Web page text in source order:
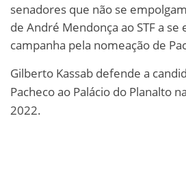
senadores que não se
de André Mendonça ao STF a se
campanha pela nomeação de
Gilberto Kassab defende a
Pacheco ao Palácio do Planalto
2022.